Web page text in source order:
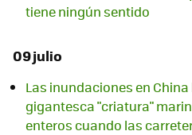
tiene ningún sentido
09 julio
Las inundaciones en
gigantesca "criatura"
enteros cuando las